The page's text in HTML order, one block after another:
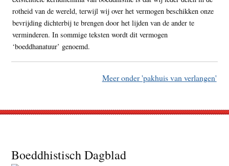
rotheid van de wereld, terwijl wij over het vermogen beschikken onze
bevrijding dichterbij te brengen door het lijden van de ander te
verminderen. In sommige teksten wordt dit vermogen
‘boeddhanatuur’ genoemd.
Meer onder 'pakhuis van verlangen'
Footer
Boeddhistisch Dagblad